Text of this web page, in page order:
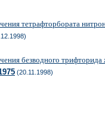
тетрафторбората
безводного трифторида
(20.11.1998)